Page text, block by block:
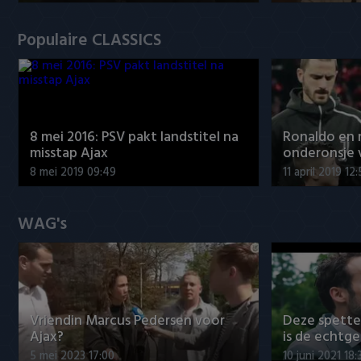
Populaire CLASSICS
8 mei 2016: PSV pakt landstitel na
misstap Ajax
8 mei 2019 09:49
Ronaldo
onderonsje
11 april 2019
WAG's
Vriendin Marcus Pedersen voor
Ajax?
5 mei 2023 17:00
Deze
is de
10 juni 2021